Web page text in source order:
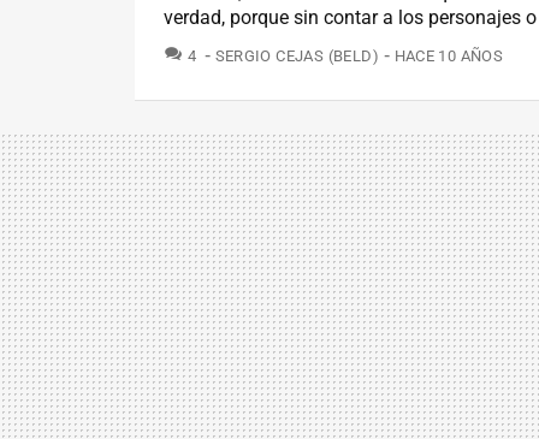
verdad, porque sin contar a los personajes
4 COMENTARIOS
SERGIO CEJAS (BELD) HACE 10 AÑOS